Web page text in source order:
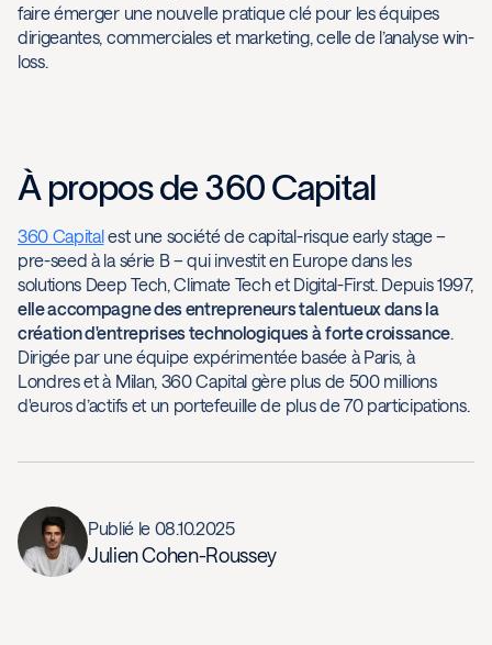
faire émerger une nouvelle pratique clé pour les équipes
dirigeantes, commerciales et marketing, celle de l’analyse win-
loss.
À propos de 360 Capital
360 Capitalest une société de capital-risque early stage –
pre-seed à la série B – qui investit en Europe dans les
solutions Deep Tech, Climate Tech et Digital-First. Depuis 1997,
elle accompagne des entrepreneurs talentueux dans la
création d'entreprises technologiques àforte croissance.
Dirigée par une équipe expérimentée basée à Paris, à
Londres et à Milan, 360 Capital gère plus de 500 millions
d'euros d’actifs et un portefeuille de plus de 70 participations.
Publié le 08.10.2025
Julien Cohen-Roussey